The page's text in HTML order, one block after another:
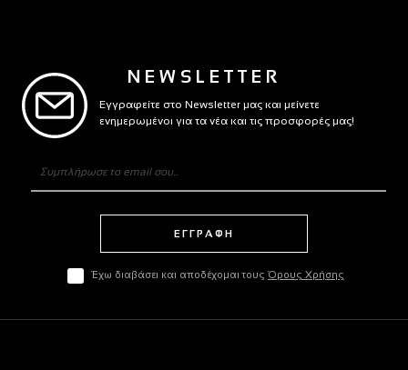
NEWSLETTER
Εγγραφείτε στο Newsletter μας και μείνετε
ενημερωμένοι για τα νέα και τις προσφορές μας!
ΕΓΓΡΑΦΗ
Έχω διαβάσει και αποδέχομαι τους Όρους Χρήσης